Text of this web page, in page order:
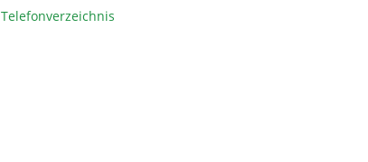
Telefonverzeichnis